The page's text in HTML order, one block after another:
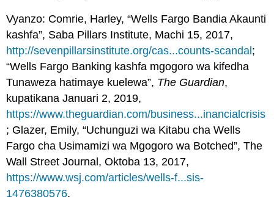
Vyanzo: Comrie, Harley, “Wells Fargo Bandia Akaunti
kashfa”, Saba Pillars Institute, Machi 15, 2017,
http://sevenpillarsinstitute.org/cas...counts-scandal ;
“Wells Fargo Banking kashfa mgogoro wa kifedha
Tunaweza hatimaye kuelewa”, The Guardian,
kupatikana Januari 2, 2019,
https://www.theguardian.com/business...inancialcrisis
; Glazer, Emily, “Uchunguzi wa Kitabu cha Wells
Fargo cha Usimamizi wa Mgogoro wa Botched”, The
Wall Street Journal, Oktoba 13, 2017,
https://www.wsj.com/articles/wells-f...sis-
1476380576.